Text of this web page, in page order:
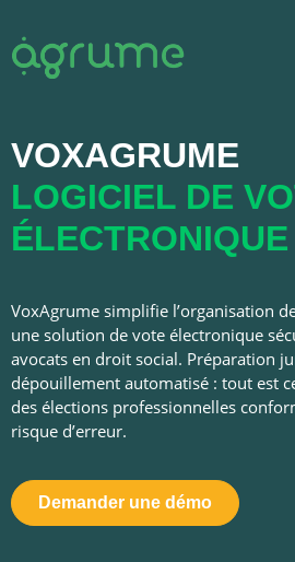
VOXAGRUME
LOGICIEL DE
VoxAgrume simplifie l’organisation
une solution de vote électronique
avocats en droit social. Préparation
dépouillement automatisé : tout est
des élections professionnelles
risque d’erreur.
Demander une démo